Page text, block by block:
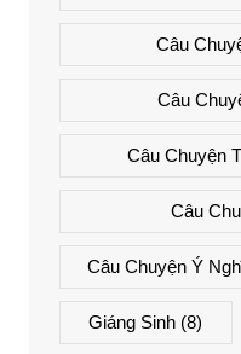
Câu
Câu
Câu Chuyện
Câu
Câu Chuyện Ý
Giáng Sinh (8)